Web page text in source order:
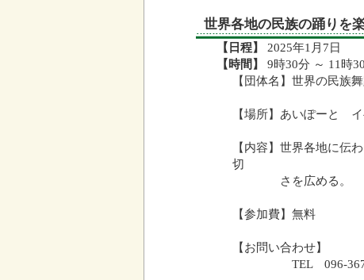
世界各地の民族の踊りを
【日程】 2025年1月7日
【時間】
9時30分 ～ 11時
【団体名】世界の民族
【場所】あいぽーと
【内容】世界各地に伝
切
さを広める。
【参加費】無料
【お問い合わせ】
TEL 096-367-